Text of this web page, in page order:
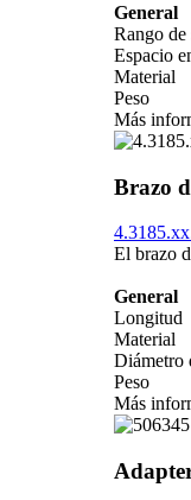
General
Rango de
Espacio
Material
Peso
Más
Brazo
El brazo
General
Longitud
Material
Diámetro
Peso
Más